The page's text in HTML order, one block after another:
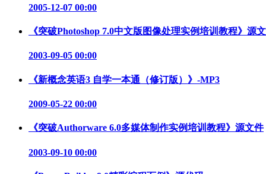
2005-12-07 00:00
《突破Photoshop 7.0中文版图像处理实例培训教程》源
2003-09-05 00:00
《新概念英语3 自学一本通（修订版）》-MP3
2009-05-22 00:00
《突破Authorware 6.0多媒体制作实例培训教程》源文件
2003-09-10 00:00